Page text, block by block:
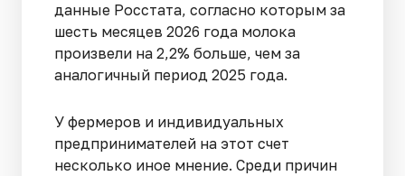
данные Росстата, согласно которым за
шесть месяцев 2026 года молока
произвели на 2,2% больше, чем за
аналогичный период 2025 года.
У фермеров и индивидуальных
предпринимателей на этот счет
несколько иное мнение. Среди причин